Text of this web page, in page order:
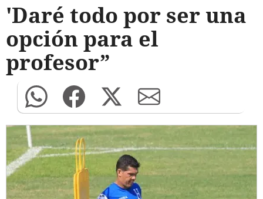
'Daré todo por ser una
opción para el
profesor”